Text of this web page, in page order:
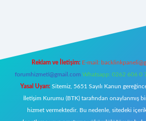
Reklam ve İletişim: E-mail:
forumhizmeti@gmail.com Whatsapp: 0262 606 0
Yasal Uyarı: Sitemiz, 5651 Sayılı Kanun
İletişim Kurumu (BTK) tarafından onaylanmış
hizmet vermektedir. Bu nedenle, sitedeki